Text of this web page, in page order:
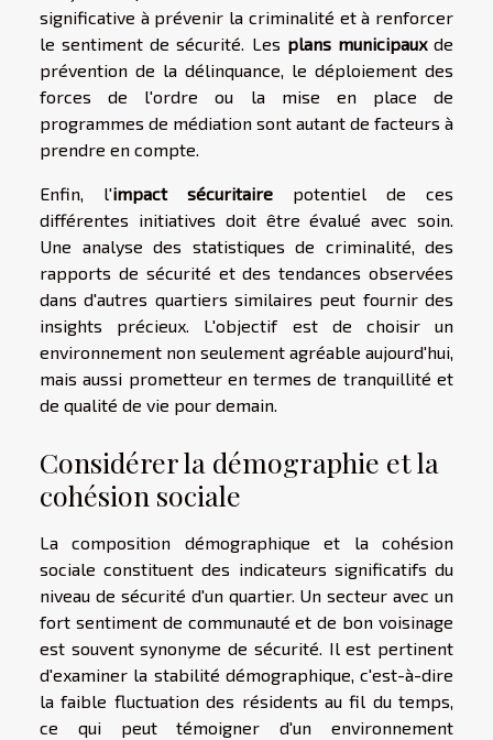
significative à prévenir la criminalité et à renforcer
le sentiment de sécurité. Les plans municipauxde
prévention de la délinquance, le déploiement des
forces de l'ordre ou la mise en place de
programmes de médiation sont autant de facteurs à
prendre en compte.
Enfin, l'impact sécuritaire potentiel de ces
différentes initiatives doit être évalué avec soin.
Une analyse des statistiques de criminalité, des
rapports de sécurité et des tendances observées
dans d'autres quartiers similaires peut fournir des
insights précieux. L'objectif est de choisir un
environnement non seulement agréable aujourd'hui,
mais aussi prometteur en termes de tranquillité et
de qualité de vie pour demain.
Considérer la démographie et la
cohésion sociale
La composition démographique et la cohésion
sociale constituent des indicateurs significatifs du
niveau de sécurité d'un quartier. Un secteur avec un
fort sentiment de communauté et de bon voisinage
est souvent synonyme de sécurité. Il est pertinent
d'examiner la stabilité démographique, c'est-à-dire
la faible fluctuation des résidents au fil du temps,
ce qui peut témoigner d'un environnement